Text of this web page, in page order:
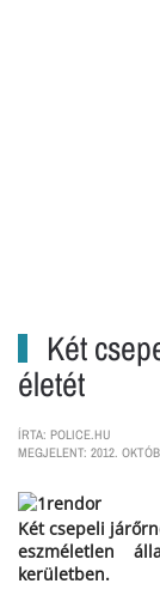
Két
életét
ÍRTA: POLICE.HU
MEGJELENT: 2012.
Két csepeli
eszméletlen
kerületben.